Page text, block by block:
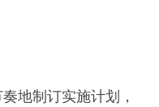
地制订实施计划，